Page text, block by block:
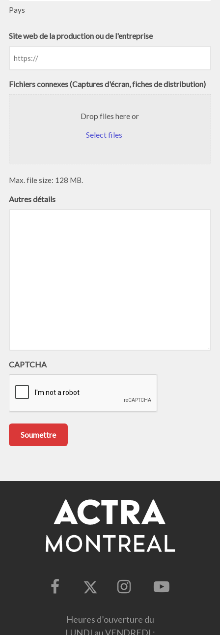
Pays
Site web de la production ou de l'entreprise
Fichiers connexes (Captures d'écran, fiches de distribution)
Drop files here or
Select files
Max. file size: 128 MB.
Autres détails
CAPTCHA
Heures d’ouverture du
LUNDI au VENDREDI :